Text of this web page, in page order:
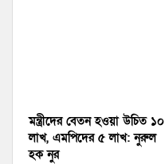
মন্ত্রীদের বেতন হওয়া উচিত ১০
লাখ, এমপিদের ৫ লাখ: নুরুল
হক নুর